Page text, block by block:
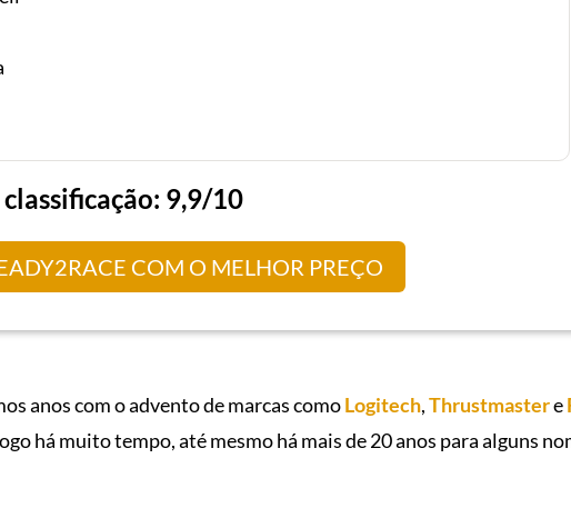
classificação: 9,9/10
COM O MELHOR PREÇO
anos com o advento de marcas comoLogitech,Thrustmastere
há muito tempo, até mesmo há mais de 20 anos para alguns